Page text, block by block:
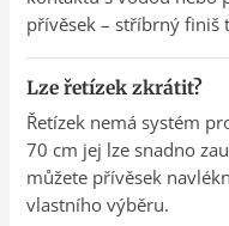
přívěsek – stříbrný finiš
Lze řetízek zkrátit?
Řetízek nemá systém
70 cm jej lze snadno
můžete přívěsek
vlastního výběru.